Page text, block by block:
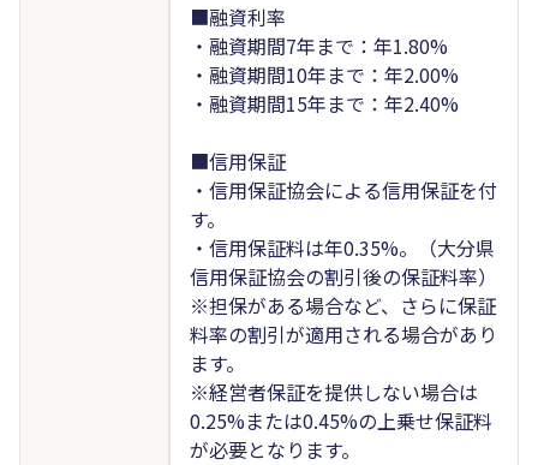
■融資利率
・融資期間7年まで：年1.80%
・融資期間10年まで：年2.00%
・融資期間15年まで：年2.40%
■信用保証
・信用保証協会による信用保証を付
す。
・信用保証料は年0.35%。（大分県
信用保証協会の割引後の保証料率）
※担保がある場合など、さらに保証
料率の割引が適用される場合があり
ます。
※経営者保証を提供しない場合は
0.25%または0.45%の上乗せ保証料
が必要となります。